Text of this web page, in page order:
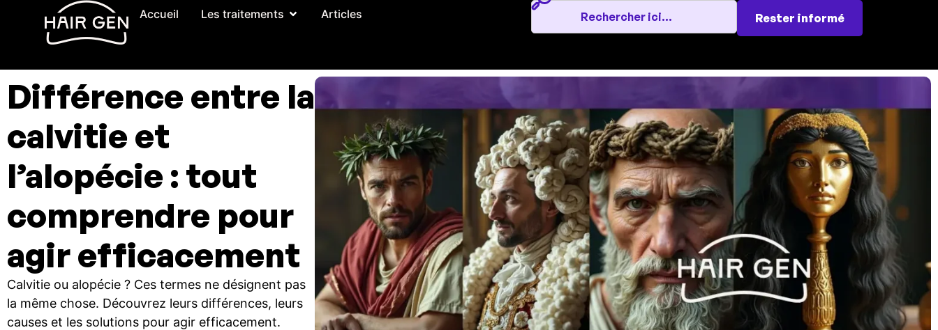
Accueil Les traitements Articles Rester informé
Différence entre la
calvitie et
l’alopécie : tout
comprendre pour
agir efficacement
Calvitie ou alopécie ? Ces termes ne désignent pas
la même chose. Découvrez leurs différences, leurs
causes et les solutions pour agir efficacement.